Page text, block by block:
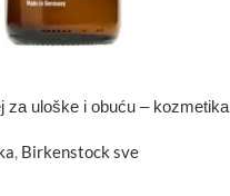
za uloške i obuću – kozmetika
, Birkenstock sve